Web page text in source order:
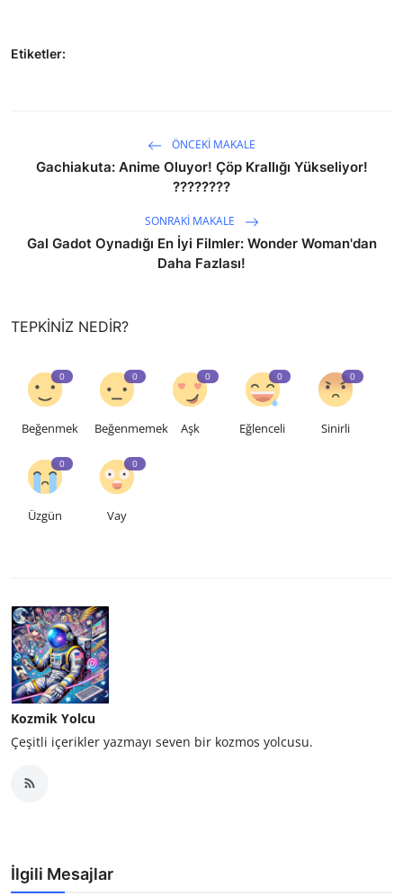
Etiketler:
ÖNCEKI MAKALE
Gachiakuta: Anime Oluyor! Çöp Krallığı Yükseliyor!
????????️
SONRAKI MAKALE
Gal Gadot Oynadığı En İyi Filmler: Wonder Woman'dan
Daha Fazlası!
TEPKINIZ NEDIR?
0
Beğenmek
0
Beğenmemek
0
Aşk
0
Eğlenceli
0
Sinirli
0
Üzgün
0
Vay
Kozmik Yolcu
Çeşitli içerikler yazmayı seven bir kozmos yolcusu.
İlgili Mesajlar